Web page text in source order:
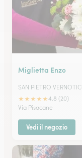
Miglietta Enzo
SAN PIETRO
★★★★★4.8 (20)
Via Pisacane
Vedi il negozio